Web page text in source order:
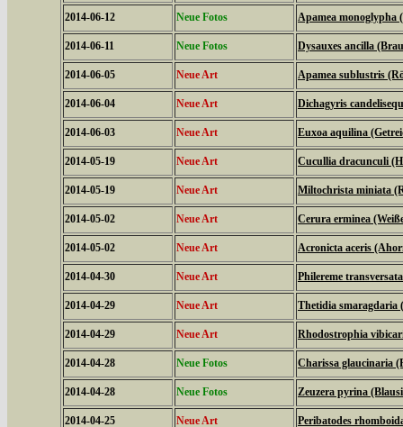
2014-06-12 Neue Fotos Apamea monoglypha
2014-06-11 Neue Fotos Dysauxes ancilla
2014-06-05 Neue Art Apamea sublustris
2014-06-04 Neue Art Dichagyris
2014-06-03 Neue Art Euxoa aquilina
2014-05-19 Neue Art Cucullia dracunculi
2014-05-19 Neue Art Miltochrista miniata
2014-05-02 Neue Art Cerura erminea
2014-05-02 Neue Art Acronicta aceris
2014-04-30 Neue Art Philereme
2014-04-29 Neue Art Thetidia smaragdaria
2014-04-29 Neue Art Rhodostrophia
2014-04-28 Neue Fotos Charissa glaucinaria
2014-04-28 Neue Fotos Zeuzera pyrina
2014-04-25 Neue Art Peribatodes